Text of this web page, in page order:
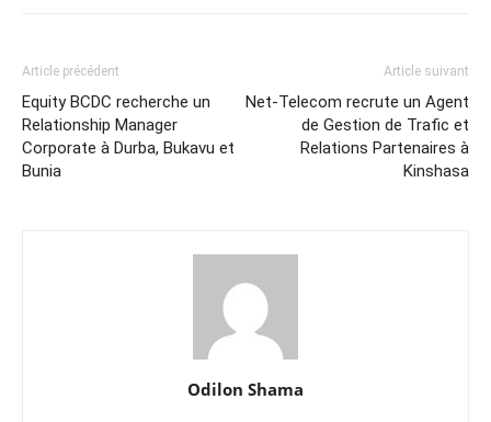
Article précédent
Equity BCDC recherche un
Relationship Manager
Corporate à Durba, Bukavu et
Bunia
Article suivant
Net-Telecom recrute un Agent
de Gestion de Trafic et
Relations Partenaires à
Kinshasa
Odilon Shama